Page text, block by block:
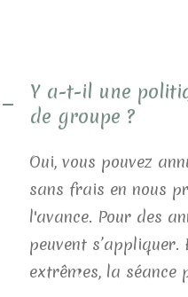
Y a-t-il une
de groupe ?
Oui, vous pouvez
sans frais en nous
l'avance. Pour des
peuvent
extrêmes, la séance